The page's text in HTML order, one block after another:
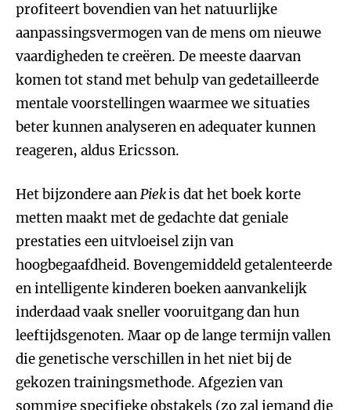
profiteert bovendien van het natuurlijke
aanpassingsvermogen van de mens om nieuwe
vaardigheden te creëren. De meeste daarvan
komen tot stand met behulp van gedetailleerde
mentale voorstellingen waarmee we situaties
beter kunnen analyseren en adequater kunnen
reageren, aldus Ericsson.
Het bijzondere aanPiekis dat het boek korte
metten maakt met de gedachte dat geniale
prestaties een uitvloeisel zijn van
hoogbegaafdheid. Bovengemiddeld getalenteerde
en intelligente kinderen boeken aanvankelijk
inderdaad vaak sneller vooruitgang dan hun
leeftijdsgenoten. Maar op de lange termijn vallen
die genetische verschillen in het niet bij de
gekozen trainingsmethode. Afgezien van
sommige specifieke obstakels (zo zal iemand die